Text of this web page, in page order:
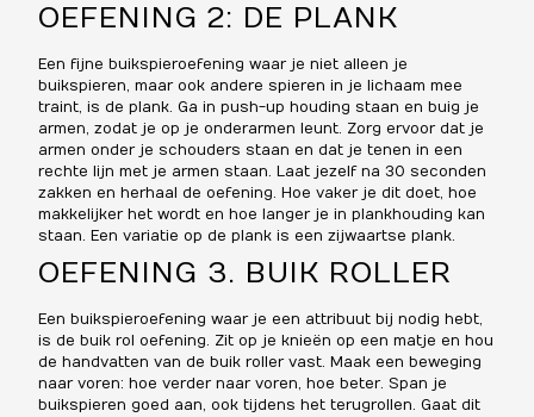
OEFENING 2: DE PLANK
Een fijne buikspieroefening waar je niet alleen je
buikspieren, maar ook andere spieren in je lichaam mee
traint, is de plank. Ga in push-up houding staan en buig je
armen, zodat je op je onderarmen leunt. Zorg ervoor dat je
armen onder je schouders staan en dat je tenen in een
rechte lijn met je armen staan. Laat jezelf na 30 seconden
zakken en herhaal de oefening. Hoe vaker je dit doet, hoe
makkelijker het wordt en hoe langer je in plankhouding kan
staan. Een variatie op de plank is een zijwaartse plank.
OEFENING 3. BUIK ROLLER
Een buikspieroefening waar je een attribuut bij nodig hebt,
is de buik rol oefening. Zit op je knieën op een matje en hou
de handvatten van de buik roller vast. Maak een beweging
naar voren: hoe verder naar voren, hoe beter. Span je
buikspieren goed aan, ook tijdens het terugrollen. Gaat dit